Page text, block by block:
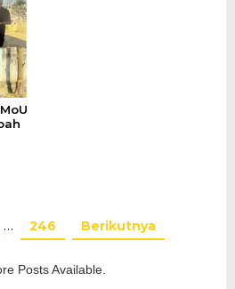
… 246 Berikutnya
Posts Available.